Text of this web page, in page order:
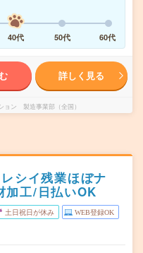
40代 50代 60代
詳しく見る
ョン 製造事業部（全国）
シイ残業ほぼナ
加工/日払いOK
土日祝日が休み WEB登録OK